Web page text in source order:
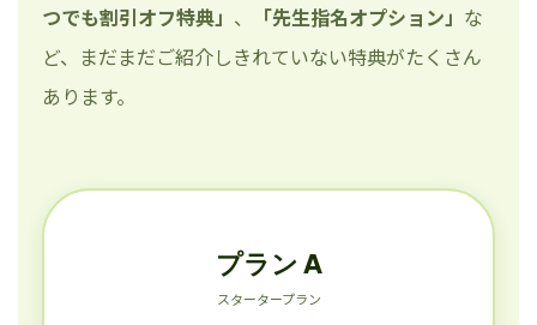
つでも割引オフ特典」 、 「先生指名オプション」 な
ど、まだまだご紹介しきれていない特典がたくさん
あります。
プラン A
スタータープラン